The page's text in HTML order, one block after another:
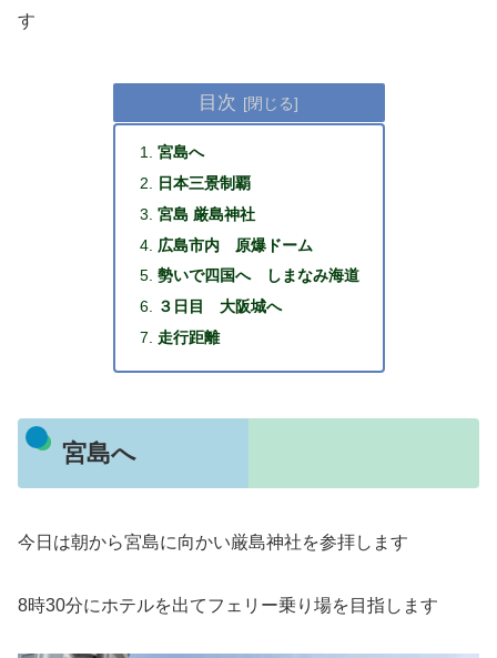
す
目次
宮島へ
日本三景制覇
宮島 厳島神社
広島市内 原爆ドーム
勢いで四国へ しまなみ海道
３日目 大阪城へ
走行距離
宮島へ
今日は朝から宮島に向かい厳島神社を参拝します
8時30分にホテルを出てフェリー乗り場を目指します